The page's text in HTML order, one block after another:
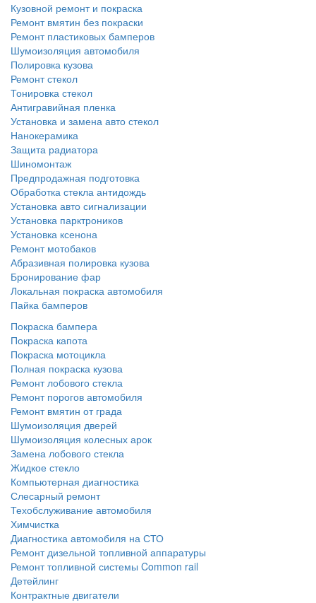
Кузовной ремонт и покраска
Ремонт вмятин без покраски
Ремонт пластиковых бамперов
Шумоизоляция автомобиля
Полировка кузова
Ремонт стекол
Тонировка стекол
Антигравийная пленка
Установка и замена авто стекол
Нанокерамика
Защита радиатора
Шиномонтаж
Предпродажная подготовка
Обработка стекла антидождь
Установка авто сигнализации
Установка парктроников
Установка ксенона
Ремонт мотобаков
Абразивная полировка кузова
Бронирование фар
Локальная покраска автомобиля
Пайка бамперов
Покраска бампера
Покраска капота
Покраска мотоцикла
Полная покраска кузова
Ремонт лобового стекла
Ремонт порогов автомобиля
Ремонт вмятин от града
Шумоизоляция дверей
Шумоизоляция колесных арок
Замена лобового стекла
Жидкое стекло
Компьютерная диагностика
Слесарный ремонт
Техобслуживание автомобиля
Химчистка
Диагностика автомобиля на СТО
Ремонт дизельной топливной аппаратуры
Ремонт топливной системы Common rail
Детейлинг
Контрактные двигатели